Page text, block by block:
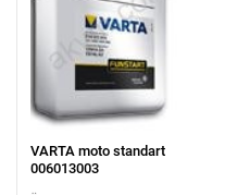
VARTA moto standart
006013003